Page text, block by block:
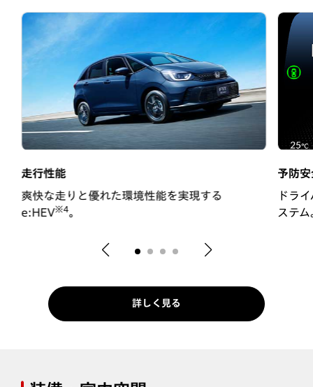
走行性能
爽快な走りと優れた環境性能を実現する
e:HEV※4。
予防
ドラ
ステム
詳しく見る